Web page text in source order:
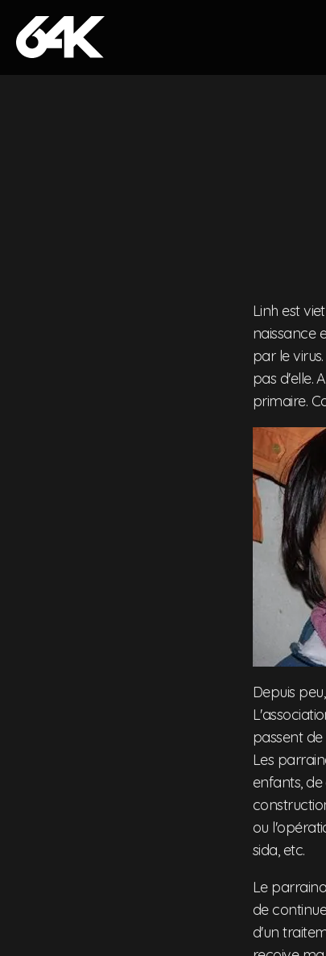
Skip to content
Linh est
naissance
par le
pas d'elle.
primaire.
Depuis
passent
Les
enfants,
ou
sida, etc.
Le
de
d'un